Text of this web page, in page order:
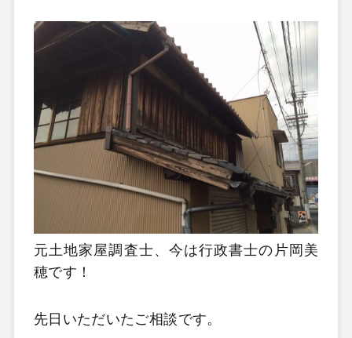
元土地家屋調査士、今は行政書士の片岡美
穂です！
先日いただいたご相談です。